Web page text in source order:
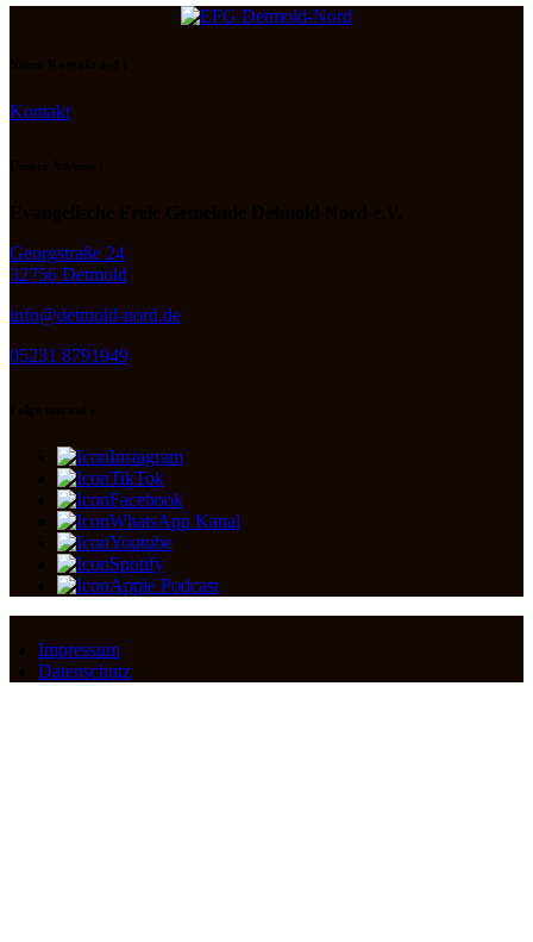
Kontakt
Georgstraße 24
32756 Detmold
info@detmold-nord.de
05231 8791949
Instagram
TikTok
Facebook
WhatsApp Kanal
Youtube
Spotify
Apple Podcast
Impressum
Datenschutz